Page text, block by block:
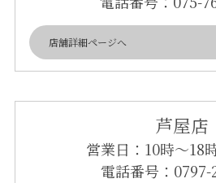
店舗詳細ページへ
芦屋店
営業日：10時～18
電話番号： 0797-